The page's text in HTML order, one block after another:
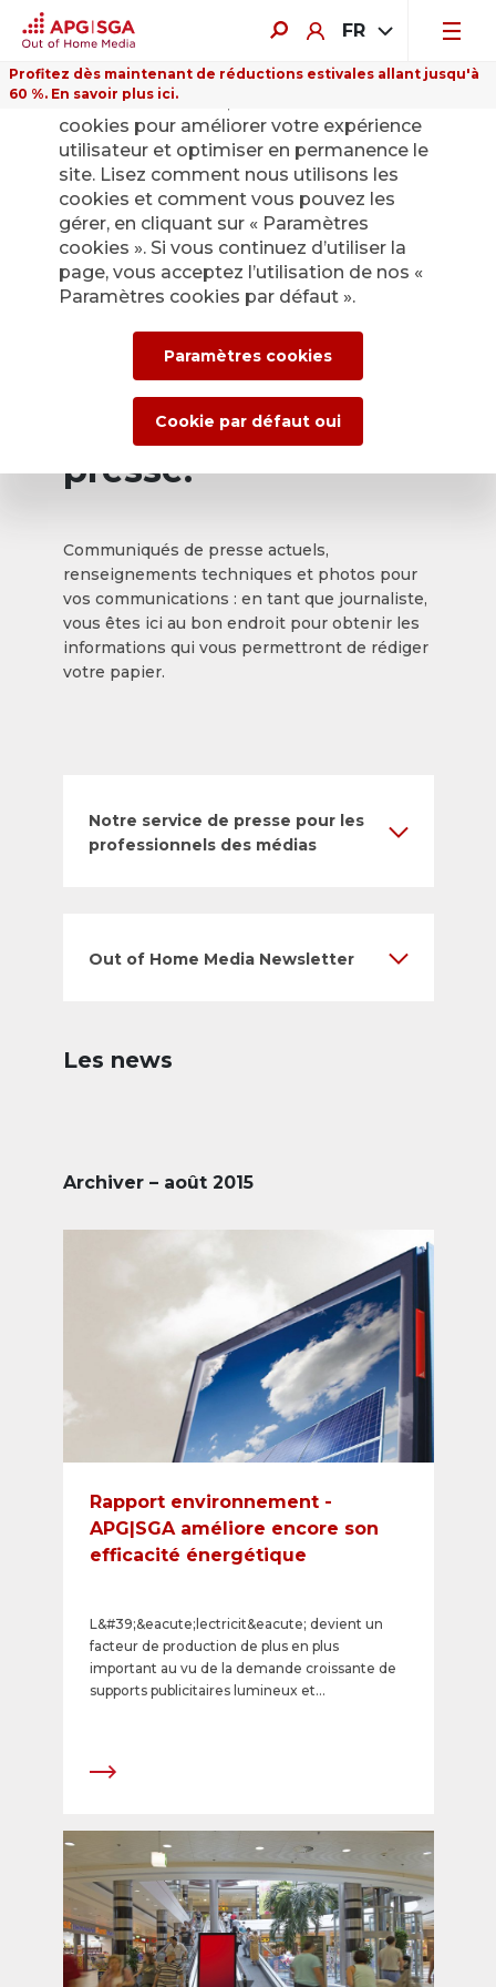
FR
Profitez dès maintenant de réductions estivales allant jusqu'à
60 %. En savoir plus ici.
Retour
Service de presse
d’APG|SGA pour les
actualités et les
communiqués de
presse.
Communiqués de presse actuels,
renseignements techniques et photos pour
vos communications : en tant que journaliste,
vous êtes ici au bon endroit pour obtenir les
informations qui vous permettront de rédiger
votre papier.
Notre service de presse pour les
professionnels des médias
Out of Home Media Newsletter
Les news
Archiver – août 2015
Rapport environnement -
APG|SGA améliore encore son
efficacité énergétique
L&#39;&eacute;lectricit&eacute; devient un
facteur de production de plus en plus
important au vu de la demande croissante de
supports publicitaires lumineux et
identifi&eacute; tr&egrave;s t&ocirc;t et
&eacute;nerg&eacute;tique de ses caissons
lumineux, le d&eacute;veloppement de
concepts lumineux efficaces et
l&#39;int&eacute;gration de la consommation
d&#39;&eacute;lectricit&eacute; d&egrave;s la
phase d&#39;&eacute;valuation des nouveaux
produits, elle r&eacute;duit continuellement la
Sur ce site Internet, nous utilisons des
cookies pour améliorer votre expérience
utilisateur et optimiser en permanence le
site. Lisez comment nous utilisons les
cookies et comment vous pouvez les
gérer, en cliquant sur « Paramètres
cookies ». Si vous continuez d’utiliser la
page, vous acceptez l’utilisation de nos «
Paramètres cookies par défaut ».
Paramètres cookies
Cookie par défaut oui